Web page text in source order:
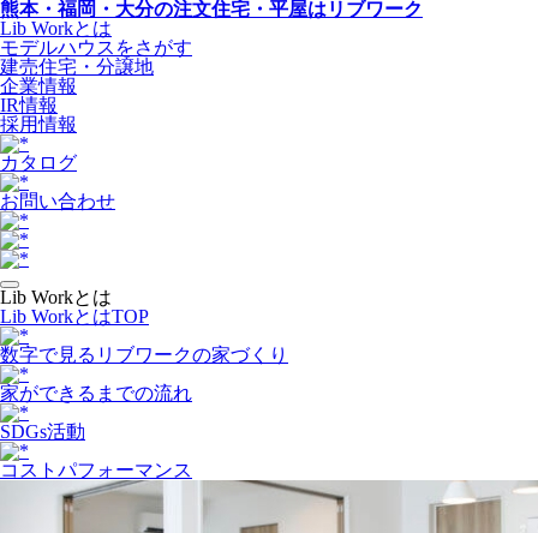
熊本・福岡・大分の注文住宅・平屋はリブワーク
Lib Workとは
モデルハウスをさがす
建売住宅・分譲地
企業情報
IR情報
採用情報
カタログ
お問い合わせ
Lib Workとは
Lib WorkとはTOP
数字で⾒るリブワークの家づくり
家ができるまでの流れ
SDGs活動
コストパフォーマンス